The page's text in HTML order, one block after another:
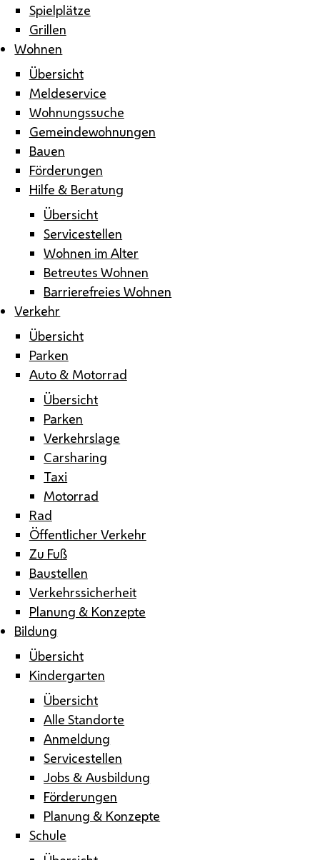
Spielplätze
Grillen
Wohnen
Übersicht
Meldeservice
Wohnungssuche
Gemeindewohnungen
Bauen
Förderungen
Hilfe & Beratung
Übersicht
Servicestellen
Wohnen im Alter
Betreutes Wohnen
Barrierefreies Wohnen
Verkehr
Übersicht
Parken
Auto & Motorrad
Übersicht
Parken
Verkehrslage
Carsharing
Taxi
Motorrad
Rad
Öffentlicher Verkehr
Zu Fuß
Baustellen
Verkehrssicherheit
Planung & Konzepte
Bildung
Übersicht
Kindergarten
Übersicht
Alle Standorte
Anmeldung
Servicestellen
Jobs & Ausbildung
Förderungen
Planung & Konzepte
Schule